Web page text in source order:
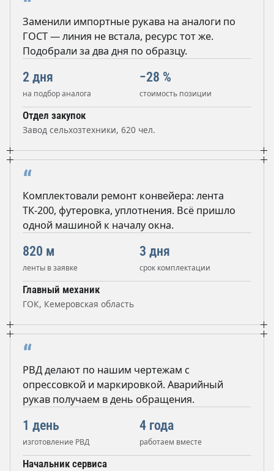
“
Заменили импортные рукава на аналоги по
ГОСТ — линия не встала, ресурс тот же.
Подобрали за два дня по образцу.
2 дня
на подбор аналога
−28 %
стоимость позиции
Отдел закупок
Завод сельхозтехники, 620 чел.
“
Комплектовали ремонт конвейера: лента
ТК-200, футеровка, уплотнения. Всё пришло
одной машиной к началу окна.
820 м
ленты в заявке
3 дня
срок комплектации
Главный механик
ГОК, Кемеровская область
“
РВД делают по нашим чертежам с
опрессовкой и маркировкой. Аварийный
рукав получаем в день обращения.
1 день
изготовление РВД
4 года
работаем вместе
Начальник сервиса